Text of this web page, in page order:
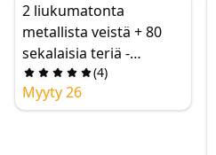
2 liukumatonta
metallista veistä + 80
sekalaisia teriä -
kaiverrus, tee-se-itse,
askartelu, harrastus,
veistos
(4)
Myyty 26